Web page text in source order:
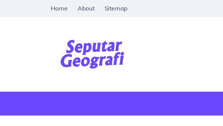
Home About Sitemap